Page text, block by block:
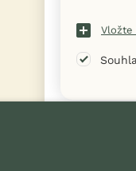
Vložte